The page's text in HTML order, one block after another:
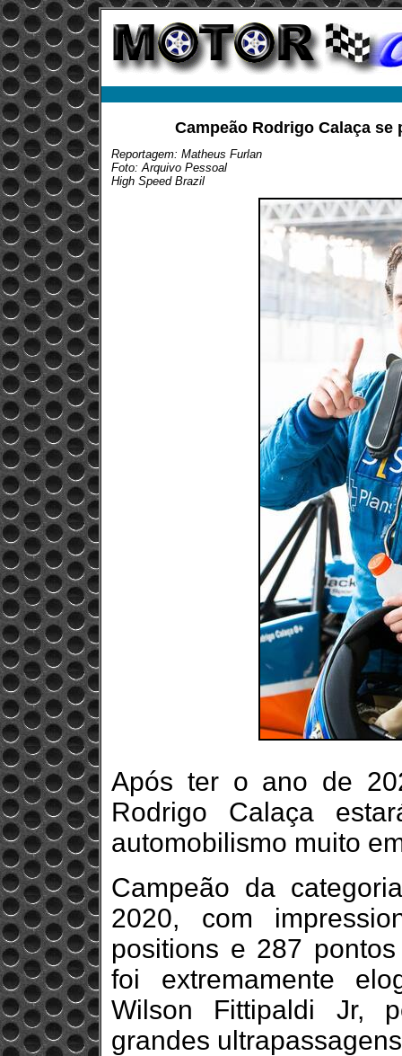
Campeão Rodrigo Calaça
Reportagem: Matheus Furlan
Foto: Arquivo Pessoal
High Speed Brazil
Após ter o ano de
Rodrigo Calaça
automobilismo muito
Campeão da
2020, com
positions e 287
foi extremamente
Wilson Fittipaldi Jr,
grandes